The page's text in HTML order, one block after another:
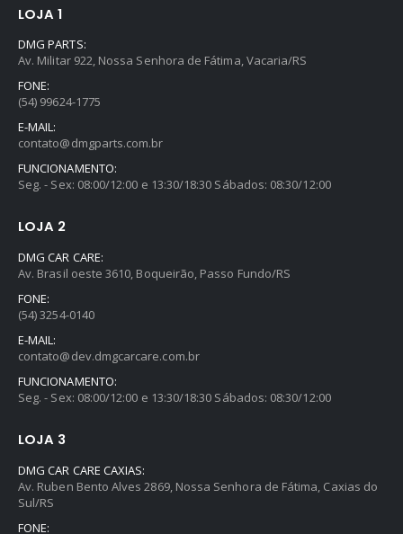
LOJA 1
DMG PARTS:
Av. Militar 922, Nossa Senhora de Fátima, Vacaria/RS
FONE:
(54) 99624-1775
E-MAIL:
contato@dmgparts.com.br
FUNCIONAMENTO:
Seg. - Sex: 08:00/12:00 e 13:30/18:30 Sábados: 08:30/12:00
LOJA 2
DMG CAR CARE:
Av. Brasil oeste 3610, Boqueirão, Passo Fundo/RS
FONE:
(54) 3254-0140
E-MAIL:
contato@dev.dmgcarcare.com.br
FUNCIONAMENTO:
Seg. - Sex: 08:00/12:00 e 13:30/18:30 Sábados: 08:30/12:00
LOJA 3
DMG CAR CARE CAXIAS:
Av. Ruben Bento Alves 2869, Nossa Senhora de Fátima, Caxias do
Sul/RS
FONE: